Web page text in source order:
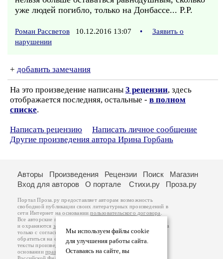
уже людей погибло, только на Донбассе... Р.Р.
Роман Рассветов 10.12.2016 13:07 •
Заявить о
нарушении
+ добавить замечания
На это произведение написаны 3 рецензии, здесь
отображается последняя, остальные - в полном
списке.
Написать рецензию
Написать личное сообщение
Другие произведения автора Ирина Горбань
Мы используем файлы cookie
для улучшения работы сайта.
Оставаясь на сайте, вы
Авторы Произведения Рецензии Поиск
Магазин
Вход для авторов
О портале Стихи.ру Проза.ру
Портал Проза.ру предоставляет авторам возможность
свободной публикации своих литературных произведений в
сети Интернет на основаниипользовательского договора
Все авторские права на произведения принадлежат авторам
и охраняются законом
. Перепечатка произведений возможна
только с согласия его автора, к которому вы можете
обратиться на его авторской странице. Ответственность за
тексты произведений авторы несут самостоятельно на
основанииправил публикацииизаконодательства